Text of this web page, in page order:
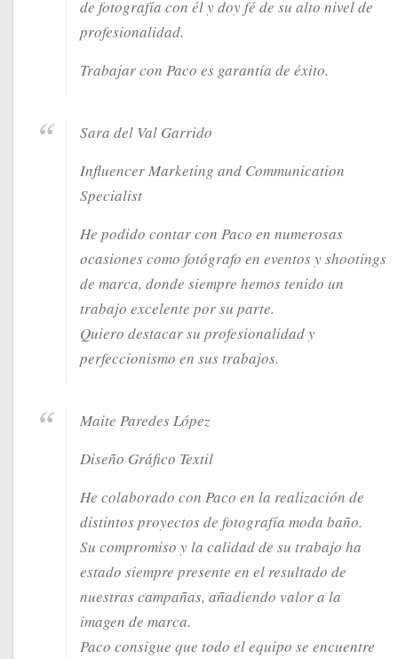
de fotografía con él y doy fé de su alto nivel de
profesionalidad.
Trabajar con Paco es garantía de éxito.
Sara del Val Garrido
Influencer Marketing and Communication
Specialist
He podido contar con Paco en numerosas
ocasiones como fotógrafo en eventos y shootings
de marca, donde siempre hemos tenido un
trabajo excelente por su parte.
Quiero destacar su profesionalidad y
perfeccionismo en sus trabajos.
Maite Paredes López
Diseño Gráfico Textil
He colaborado con Paco en la realización de
distintos proyectos de fotografía moda baño.
Su compromiso y la calidad de su trabajo ha
estado siempre presente en el resultado de
nuestras campañas, añadiendo valor a la
imagen de marca.
Paco consigue que todo el equipo se encuentre